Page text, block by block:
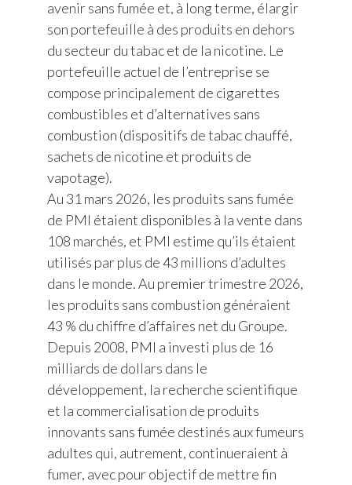
avenir sans fumée et, à long terme, élargir
son portefeuille à des produits en dehors
du secteur du tabac et de la nicotine. Le
portefeuille actuel de l’entreprise se
compose principalement de cigarettes
combustibles et d’alternatives sans
combustion (dispositifs de tabac chauffé,
sachets de nicotine et produits de
vapotage).
Au 31 mars 2026, les produits sans fumée
de PMI étaient disponibles à la vente dans
108 marchés, et PMI estime qu’ils étaient
utilisés par plus de 43 millions d’adultes
dans le monde. Au premier trimestre 2026,
les produits sans combustion généraient
43 % du chiffre d’affaires net du Groupe.
Depuis 2008, PMI a investi plus de 16
milliards de dollars dans le
développement, la recherche scientifique
et la commercialisation de produits
innovants sans fumée destinés aux fumeurs
adultes qui, autrement, continueraient à
fumer, avec pour objectif de mettre fin